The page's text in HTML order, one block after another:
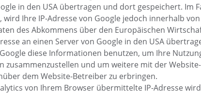
in den USA übertragen und dort gespeichert. Im
Ihre IP-Adresse von Google jedoch innerhalb
des Abkommens über den Europäischen
an einen Server von Google in den USA
diese Informationen benutzen, um Ihre
zusammenzustellen und um weitere mit der
dem Website-Betreiber zu erbringen.
von Ihrem Browser übermittelte IP-Adresse